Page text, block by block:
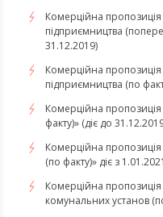
Комерційна
підприємництва
31.12.2019)
Комерційна
підприємництва (по
Комерційна
факту)» (діє до
Комерційна
(по факту)» діє з 1.01.2021
Комерційна
комунальних установ